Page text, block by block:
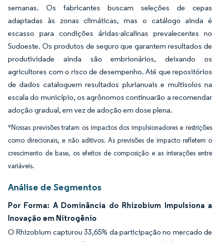
semanas. Os fabricantes buscam seleções de cepas
adaptadas às zonas climáticas, mas o catálogo ainda é
escasso para condições áridas-alcalinas prevalecentes no
Sudoeste. Os produtos de seguro que garantem resultados de
produtividade ainda são embrionários, deixando os
agricultores com o risco de desempenho. Até que repositórios
de dados cataloguem resultados plurianuais e multisolos na
escala do município, os agrônomos continuarão a recomendar
adoção gradual, em vez de adoção em dose plena.
*Nossas previsões tratam os impactos dos impulsionadores e restrições
como direcionais, e não aditivos. As previsões de impacto refletem o
crescimento de base, os efeitos de composição e as interações entre
variáveis.
Análise de Segmentos
Por Forma: A Dominância do Rhizobium Impulsiona a
Inovação em Nitrogênio
O Rhizobium capturou 33,65% da participação no mercado de